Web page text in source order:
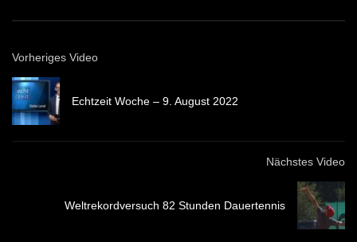
Vorheriges Video
Echtzeit Woche – 9. August 2022
Nächstes Video
Weltrekordversuch 82 Stunden Dauertennis